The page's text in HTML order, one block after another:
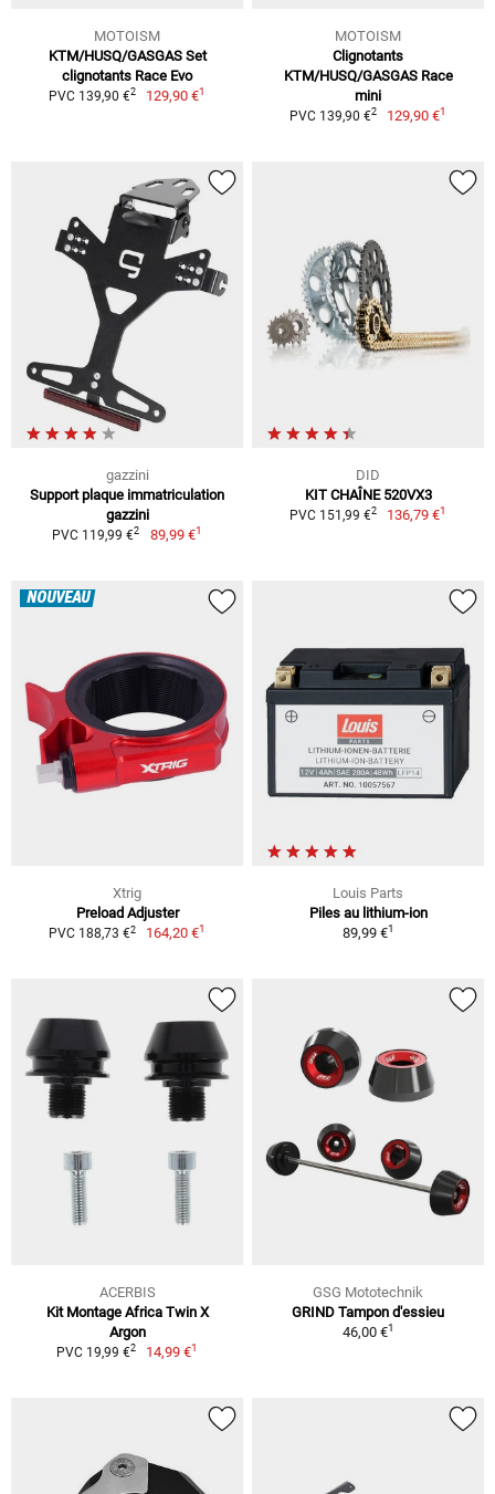
MOTOISM
KTM/HUSQ/GASGAS Set
clignotants Race Evo
PVC 139,90 €2 129,90 €1
MOTOISM
Clignotants
KTM/HUSQ/GASGAS Race
mini
PVC 139,90 €2 129,90 €1
gazzini
Support plaque immatriculation
gazzini
PVC 119,99 €2 89,99 €1
DID
KIT CHAÎNE 520VX3
PVC 151,99 €2 136,79 €1
NOUVEAU
Xtrig
Preload Adjuster
PVC 188,73 €2 164,20 €1
Louis Parts
Piles au lithium-ion
89,99 €1
ACERBIS
Kit Montage Africa Twin X
Argon
PVC 19,99 €2 14,99 €1
GSG Mototechnik
GRIND Tampon d'essieu
46,00 €1